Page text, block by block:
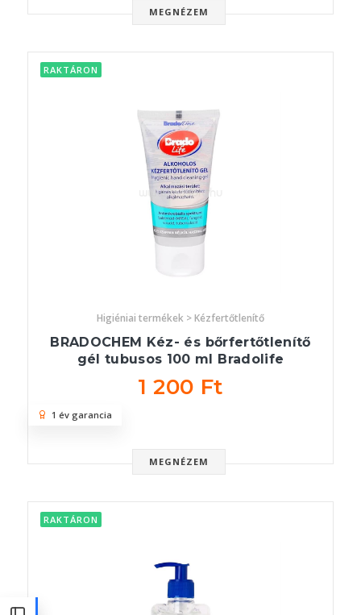
MEGNÉZEM
RAKTÁRON
Higiéniai termékek > Kézfertőtlenítő
BRADOCHEM Kéz- és bőrfertőtlenítő
gél tubusos 100 ml Bradolife
1 200 Ft
MEGNÉZEM
1 év garancia
RAKTÁRON